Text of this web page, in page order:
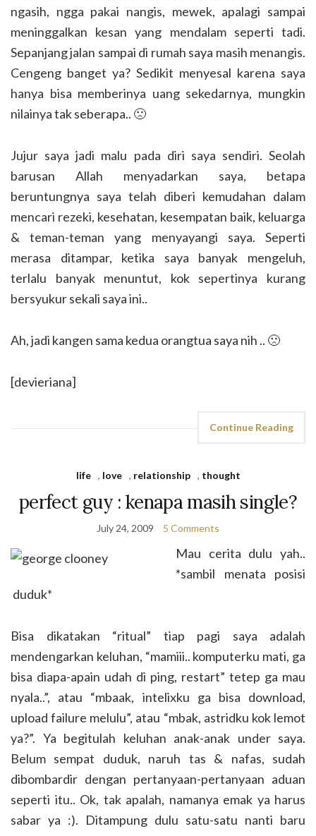
ngasih, ngga pakai nangis, mewek, apalagi sampai
meninggalkan kesan yang mendalam seperti tadi.
Sepanjang jalan sampai di rumah saya masih menangis.
Cengeng banget ya? Sedikit menyesal karena saya
hanya bisa memberinya uang sekedarnya, mungkin
nilainya tak seberapa.. 🙁
Jujur saya jadi malu pada diri saya sendiri. Seolah
barusan Allah menyadarkan saya, betapa
beruntungnya saya telah diberi kemudahan dalam
mencari rezeki, kesehatan, kesempatan baik, keluarga
& teman-teman yang menyayangi saya. Seperti
merasa ditampar, ketika saya banyak mengeluh,
terlalu banyak menuntut, kok sepertinya kurang
bersyukur sekali saya ini..
Ah, jadi kangen sama kedua orangtua saya nih .. 🙁
[devieriana]
Continue Reading
life , love , relationship , thought
perfect guy : kenapa masih single?
July 24, 2009 5 Comments
Mau cerita dulu yah..
*sambil menata posisi
duduk*
Bisa dikatakan “ritual” tiap pagi saya adalah
mendengarkan keluhan, “mamiii.. komputerku mati, ga
bisa diapa-apain udah di ping, restart” tetep ga mau
nyala..”, atau “mbaak, intelixku ga bisa download,
upload failure melulu”, atau “mbak, astridku kok lemot
ya?”. Ya begitulah keluhan anak-anak under saya.
Belum sempat duduk, naruh tas & nafas, sudah
dibombardir dengan pertanyaan-pertanyaan aduan
seperti itu.. Ok, tak apalah, namanya emak ya harus
sabar ya :). Ditampung dulu satu-satu nanti baru